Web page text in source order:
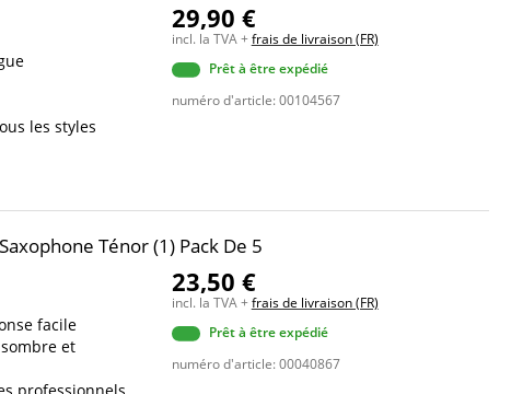
les styles
29,90 €
incl. la TVA +frais de livraison (FR)
Prêt à être expédié
numéro d'article: 00104567
Ténor (1) Pack De 5
facile
et
23,50 €
incl. la TVA +frais de livraison (FR)
Prêt à être expédié
numéro d'article: 00040867